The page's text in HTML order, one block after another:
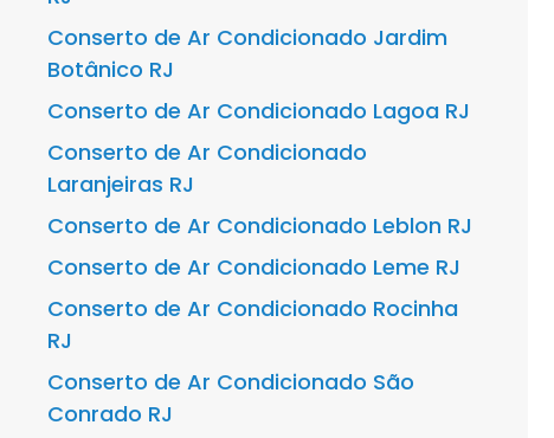
Conserto de Ar Condicionado Jardim
Botânico RJ
Conserto de Ar Condicionado Lagoa RJ
Conserto de Ar Condicionado
Laranjeiras RJ
Conserto de Ar Condicionado Leblon RJ
Conserto de Ar Condicionado Leme RJ
Conserto de Ar Condicionado Rocinha
RJ
Conserto de Ar Condicionado São
Conrado RJ